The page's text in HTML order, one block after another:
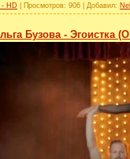
- HD | Просмотров: 906 | Добавил:
Бузова - Эгоистка